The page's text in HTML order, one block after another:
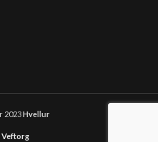
2023Hvellur
Veftorg